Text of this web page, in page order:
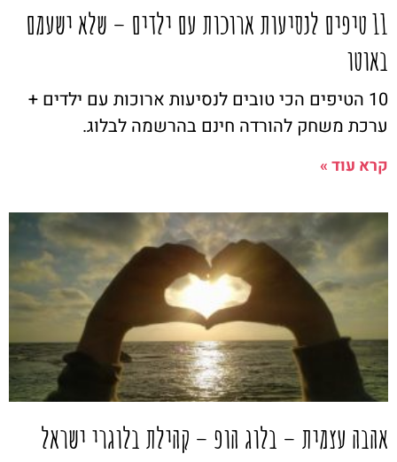
11 טיפים לנסיעות ארוכות עם ילדים – שלא ישעמם
באוטו
10 הטיפים הכי טובים לנסיעות ארוכות עם ילדים +
ערכת משחק להורדה חינם בהרשמה לבלוג.
קרא עוד »
אהבה עצמית – בלוג הופ – קהילת בלוגרי ישראל